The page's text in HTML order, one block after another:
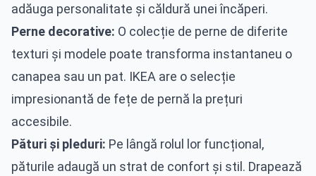
adăuga personalitate și căldură unei încăperi.
Perne decorative: O colecție de perne de diferite
texturi și modele poate transforma instantaneu o
canapea sau un pat. IKEA are o selecție
impresionantă de fețe de pernă la prețuri
accesibile.
Pături și pleduri: Pe lângă rolul lor funcțional,
păturile adaugă un strat de confort și stil. Drapează